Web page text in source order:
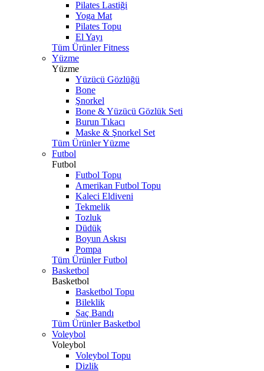
Pilates Lastiği
Yoga Mat
Pilates Topu
El Yayı
Tüm Ürünler Fitness
Yüzme
Yüzme
Yüzücü Gözlüğü
Bone
Şnorkel
Bone & Yüzücü Gözlük Seti
Burun Tıkacı
Maske & Şnorkel Set
Tüm Ürünler Yüzme
Futbol
Futbol
Futbol Topu
Amerikan Futbol Topu
Kaleci Eldiveni
Tekmelik
Tozluk
Düdük
Boyun Askısı
Pompa
Tüm Ürünler Futbol
Basketbol
Basketbol
Basketbol Topu
Bileklik
Saç Bandı
Tüm Ürünler Basketbol
Voleybol
Voleybol
Voleybol Topu
Dizlik